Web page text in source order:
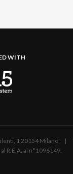
WITH
1 20154
al n°1096149.